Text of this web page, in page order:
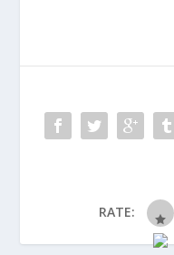
RATE: